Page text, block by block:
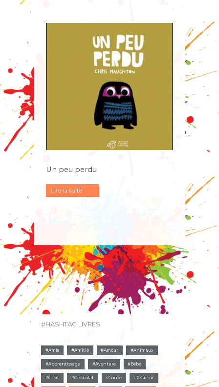
Un peu perdu
Lire la suite
#HASHTAG LIVRES
Amis Amitié Amour Animaux
Apprentissage Aventure Bébé
Chat Chocolat Conte Couleur